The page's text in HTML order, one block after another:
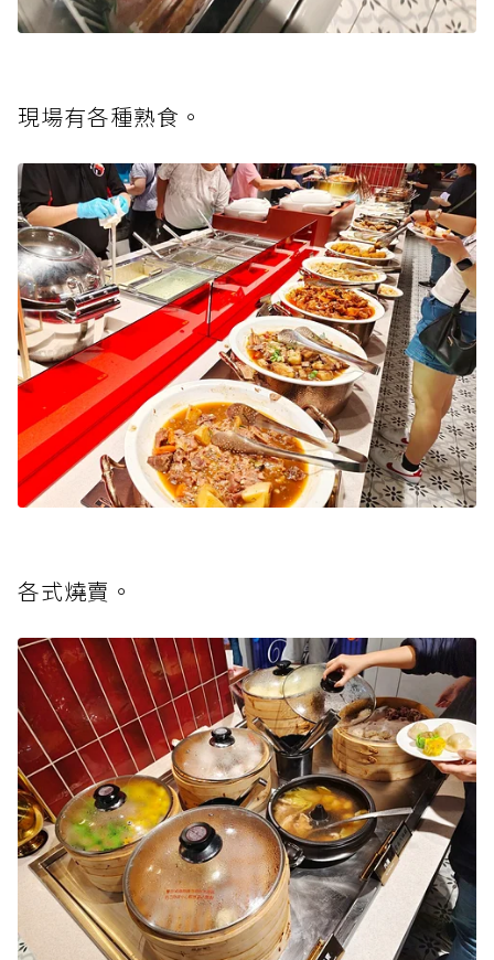
現場有各種熟食。
各式燒賣。